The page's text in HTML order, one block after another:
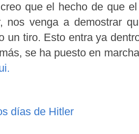
que el hecho de que
nos venga a demostrar
un tiro. Esto entra ya
se ha puesto en
días de Hitler